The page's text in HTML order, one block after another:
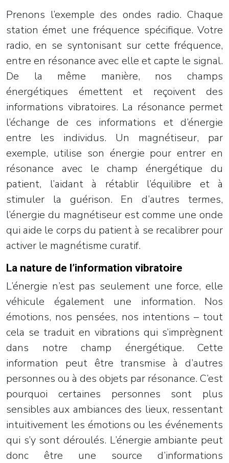
Prenons l’exemple des ondes radio. Chaque
station émet une fréquence spécifique. Votre
radio, en se syntonisant sur cette fréquence,
entre en résonance avec elle et capte le signal.
De la même manière, nos champs
énergétiques émettent et reçoivent des
informations vibratoires. La résonance permet
l’échange de ces informations et d’énergie
entre les individus. Un magnétiseur, par
exemple, utilise son énergie pour entrer en
résonance avec le champ énergétique du
patient, l’aidant à rétablir l’équilibre et à
stimuler la guérison. En d’autres termes,
l’énergie du magnétiseur est comme une onde
qui aide le corps du patient à se recalibrer pour
activer le magnétisme curatif.
La nature de l’information vibratoire
L’énergie n’est pas seulement une force, elle
véhicule également une information. Nos
émotions, nos pensées, nos intentions – tout
cela se traduit en vibrations qui s’imprègnent
dans notre champ énergétique. Cette
information peut être transmise à d’autres
personnes ou à des objets par résonance. C’est
pourquoi certaines personnes sont plus
sensibles aux ambiances des lieux, ressentant
intuitivement les émotions ou les événements
qui s’y sont déroulés. L’énergie ambiante peut
donc être une source d’informations